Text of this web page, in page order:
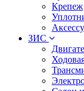
Крепеж
ЗИС